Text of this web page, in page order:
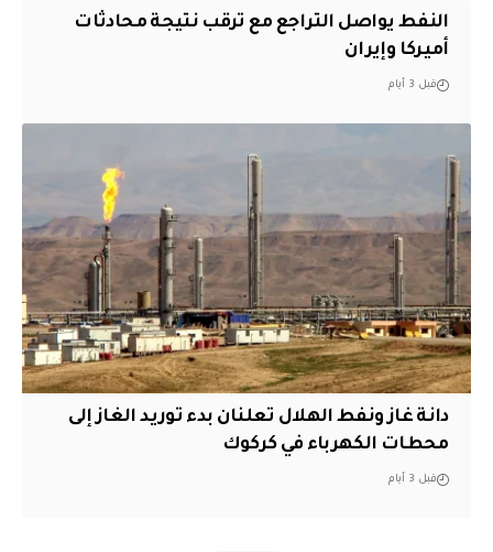
النفط يواصل التراجع مع ترقب نتيجة محادثات
أميركا وإيران
قبل 3 أيام
دانة غاز ونفط الهلال تعلنان بدء توريد الغاز إلى
محطات الكهرباء في كركوك
قبل 3 أيام